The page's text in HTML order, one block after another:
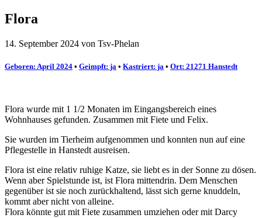
Flora
14. September 2024 von Tsv-Phelan
Geboren: April 2024 • Geimpft: ja • Kastriert: ja • Ort: 21271 Hanstedt
Flora wurde mit 1 1/2 Monaten im Eingangsbereich eines
Wohnhauses gefunden. Zusammen mit Fiete und Felix.
Sie wurden im Tierheim aufgenommen und konnten nun auf eine
Pflegestelle in Hanstedt ausreisen.
Flora ist eine relativ ruhige Katze, sie liebt es in der Sonne zu dösen.
Wenn aber Spielstunde ist, ist Flora mittendrin. Dem Menschen
gegenüber ist sie noch zurückhaltend, lässt sich gerne knuddeln,
kommt aber nicht von alleine.
Flora könnte gut mit Fiete zusammen umziehen oder mit Darcy